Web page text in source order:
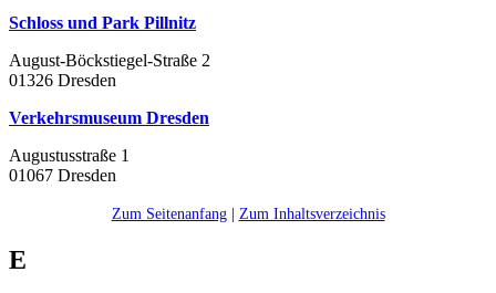
Schloss und Park Pillnitz
August-Böckstiegel-Straße 2
01326 Dresden
Verkehrsmuseum Dresden
Augustusstraße 1
01067 Dresden
Zum Seitenanfang| Zum Inhaltsverzeichnis
E